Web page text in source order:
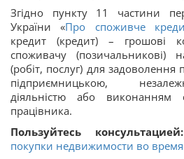
Згідно пункту 11 частини
України «Про споживче
кредит (кредит) – грошові
споживачу (позичальникові)
(робіт, послуг) для задоволення
підприємницькою,
діяльністю або виконанням
працівника.
Пользуйтесь консультацией:
покупки недвижимости во